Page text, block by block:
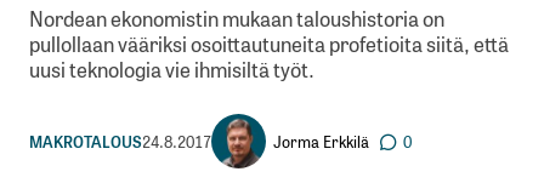
Nordean ekonomistin mukaan taloushistoria on
pullollaan vääriksi osoittautuneita profetioita siitä, että
uusi teknologia vie ihmisiltä työt.
MAKROTALOUS24.8.2017 Jorma Erkkilä 0